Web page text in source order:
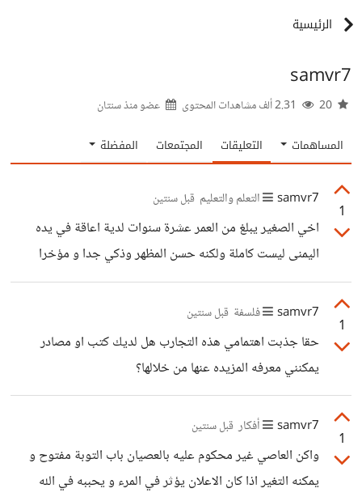
الرئيسية
samvr7
عضو منذسنتان
المساهمات التعليقات المجتمعات المفضلة
1
samvr7 التعلم والتعليم قبل سنتين
اخي الصغير يبلغ من العمر عشرة سنوات لدية اعاقة في يده
اليمنى ليست كاملة ولكنه حسن المظهر وذكي جدا و مؤخرا
انتقلنا لدولة جديده و بالرغم من انه لم يرحب بفكرة النقل الا
انني اراه يبلي جيدا في المدرسة واشعر احيانا انه يتظاهر بذلك
لا اعلم ماذا افعل هو لم يتعرض للتنمر بشدة من قبل واجه
مواقف ينظر الناس فيها ليده باستغراب و احيانا يسألونه عن
سبب شكلها الا انه لم يتم الضحك عليه مباشرة و دائما يجاوبهم
1
samvr7 فلسفة قبل سنتين
حقا جذبت اهتمامي هذه التجارب هل لديك كتب او مصادر
يمكنني معرفه المزيده عنها من خلالها؟
1
samvr7 أفكار قبل سنتين
واكن العاصي غير محكوم عليه بالعصيان باب التوبة مفتوح و
يمكنه التغير اذا كان الاعلان يؤثر في المرء و يحببه في الله